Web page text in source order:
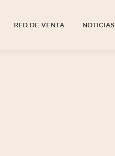
RED DE VENTA NOTICIAS